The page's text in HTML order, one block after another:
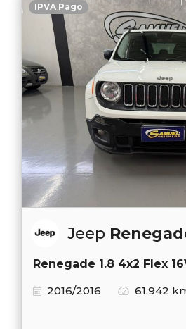
IPVA Pago
Jeep
Renegade 1.8 4x2 Flex
2016/2016
61.942